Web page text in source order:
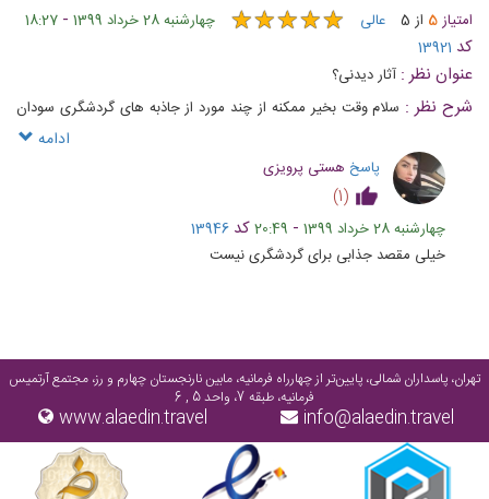
امتیاز5 از 5 عالی ★★★★★
★★★★★ چهارشنبه 28 خرداد 1399 -
18:27
کد 13921
عنوان نظر : آثار دیدنی؟
شرح نظر : سلام وقت بخیر ممکنه از چند مورد از جاذبه های گردشگری سودان
ادامه
پاسخ هستی پرویزی
(
1
)
چهارشنبه 28 خرداد 1399 -
20:49کد 13946
خیلی مقصد جذابی برای گردشگری نیست
تهران، پاسداران شمالی، پایین‌تر از چهارراه فرمانیه، مابین نارنجستان چهارم و رز، مجتمع آرتمیس
فرمانیه، طبقه 7، واحد 5 , 6
info@alaedin.travel
www.alaedin.travel